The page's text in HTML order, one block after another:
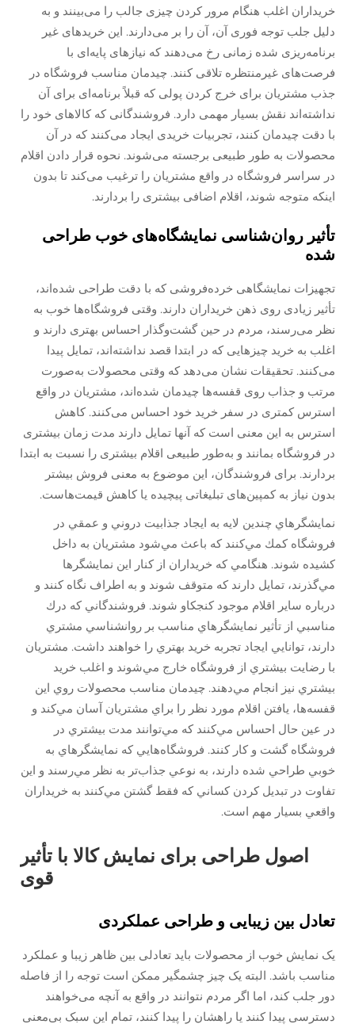
خریداران اغلب هنگام مرور کردن چیزی جالب را می‌بینند و به
دلیل جلب توجه فوری آن، آن را بر می‌دارند. این خریدهای غیر
برنامه‌ریزی شده زمانی رخ می‌دهند که نیازهای پایه‌ای با
فرصت‌های غیرمنتظره تلاقی کنند. چیدمان مناسب فروشگاه در
جذب مشتریان برای خرج کردن پولی که قبلاً برنامه‌ای برای آن
نداشته‌اند نقش بسیار مهمی دارد. فروشندگانی که کالاهای خود را
با دقت چیدمان کنند، تجربیات خریدی ایجاد می‌کنند که در آن
محصولات به طور طبیعی برجسته می‌شوند. نحوه قرار دادن اقلام
در سراسر فروشگاه در واقع مشتریان را ترغیب می‌کند تا بدون
اینکه متوجه شوند، اقلام اضافی بیشتری را بردارند.
تأثیر روان‌شناسی نمایشگاه‌های خوب طراحی
شده
تجهیزات نمایشگاهی خرده‌فروشی که با دقت طراحی شده‌اند،
تأثیر زیادی روی ذهن خریداران دارند. وقتی فروشگاه‌ها خوب به
نظر می‌رسند، مردم در حین گشت‌وگذار احساس بهتری دارند و
اغلب به خرید چیزهایی که در ابتدا قصد نداشته‌اند، تمایل پیدا
می‌کنند. تحقیقات نشان می‌دهد که وقتی محصولات به‌صورت
مرتب و جذاب روی قفسه‌ها چیدمان شده‌اند، مشتریان در واقع
استرس کمتری در سفر خرید خود احساس می‌کنند. کاهش
استرس به این معنی است که آنها تمایل دارند مدت زمان بیشتری
در فروشگاه بمانند و به‌طور طبیعی اقلام بیشتری را نسبت به ابتدا
بردارند. برای فروشندگان، این موضوع به معنی فروش بیشتر
بدون نیاز به کمپین‌های تبلیغاتی پیچیده یا کاهش قیمت‌هاست.
نمايشگرهاي چندين لايه به ايجاد جذابيت دروني و عمقي در
فروشگاه كمك مي‌كنند كه باعث مي‌شود مشتريان به داخل
كشيده شوند. هنگامي كه خريداران از كنار اين نمايشگرها
مي‌گذرند، تمایل دارند كه متوقف شوند و به اطراف نگاه كنند و
درباره ساير اقلام موجود كنجكاو شوند. فروشندگاني كه درك
مناسبي از تأثير نمايشگرهاي مناسب بر روانشناسي مشتري
دارند، توانايي ايجاد تجربه خريد بهتري را خواهند داشت. مشتريان
با رضايت بيشتري از فروشگاه خارج مي‌شوند و اغلب خريد
بيشتري نيز انجام مي‌دهند. چيدمان مناسب محصولات روي اين
قفسه‌ها، يافتن اقلام مورد نظر را براي مشتريان آسان مي‌كند و
در عين حال احساس مي‌كنند كه مي‌توانند مدت بيشتري در
فروشگاه گشت و كار كنند. فروشگاه‌هايي كه نمايشگرهاي به
خوبي طراحي شده دارند، به نوعي جذاب‌تر به نظر مي‌رسند و اين
تفاوت در تبديل كردن كساني كه فقط گشتن مي‌كنند به خريداران
واقعي بسيار مهم است.
اصول طراحی برای نمایش کالا با تأثیر
قوی
تعادل بین زیبایی و طراحی عملکردی
یک نمایش خوب از محصولات باید تعادلی بین ظاهر زیبا و عملکرد
مناسب باشد. البته یک چیز چشمگیر ممکن است توجه را از فاصله
دور جلب کند، اما اگر مردم نتوانند در واقع به آنچه می‌خواهند
دسترسی پیدا کنند یا راهشان را پیدا کنند، تمام این سبک بی‌معنی